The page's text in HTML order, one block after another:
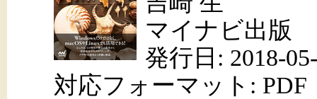
マイナビ出版
発行日: 2018-
対応フォーマット: PDF